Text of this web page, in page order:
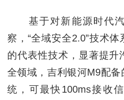
基于对新能源时代汽
察，“全域安全2.0”技术
的代表性技术，显著提升
全领域，吉利银河M9配
统，可最快100ms接收